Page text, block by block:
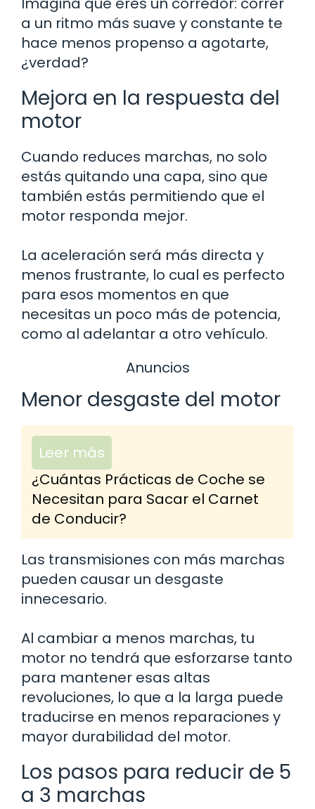
a un ritmo más suave y constante te
hace menos propenso a agotarte,
¿verdad?
Mejora en la respuesta del
motor
Cuando reduces marchas, no solo
estás quitando una capa, sino que
también estás permitiendo que el
motor responda mejor.
La aceleración será más directa y
menos frustrante, lo cual es perfecto
para esos momentos en que
necesitas un poco más de potencia,
como al adelantar a otro vehículo.
Anuncios
Menor desgaste del motor
Leer más
¿Cuántas Prácticas de Coche se
Necesitan para Sacar el Carnet
de Conducir?
Las transmisiones con más marchas
pueden causar un desgaste
innecesario.
Al cambiar a menos marchas, tu
motor no tendrá que esforzarse tanto
para mantener esas altas
revoluciones, lo que a la larga puede
traducirse en menos reparaciones y
mayor durabilidad del motor.
Los pasos para reducir de 5
a 3 marchas